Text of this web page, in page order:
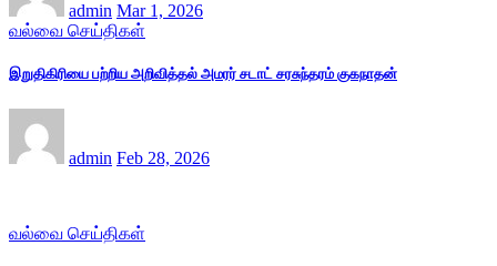
admin Mar 1, 2026
வல்வை செய்திகள்
இறுதிகிரியை பற்றிய அறிவித்தல் அமரர் சடாட் சரசுந்தரம் குகநாதன்
admin Feb 28, 2026
வல்வை செய்திகள்